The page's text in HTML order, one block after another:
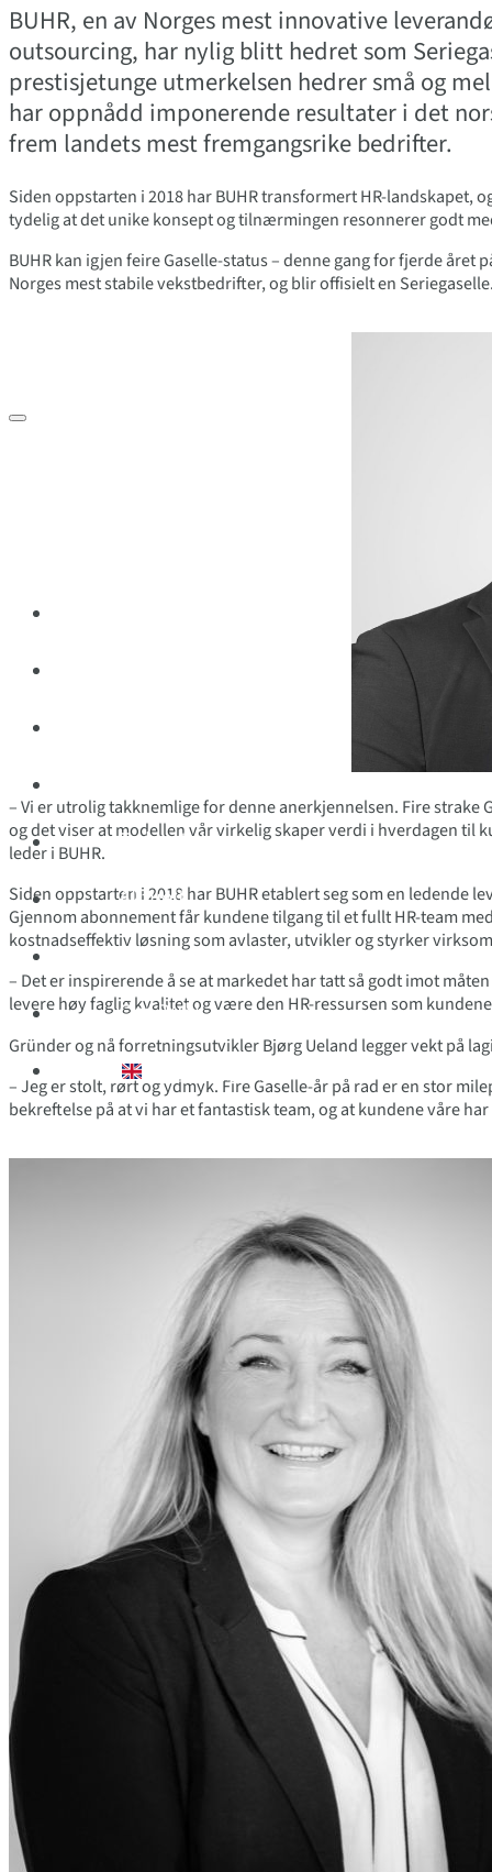
Ta kontakt
Aktuelt
Arrangement
Om Buhr
BUHR, en av Norges mest innovative
outsourcing, har nylig blitt hedret som
prestisjetunge utmerkelsen hedrer små og
har oppnådd imponerende resultater i det
frem landets mest fremgangsrike bedrifter.
Siden oppstarten i 2018 har BUHR transformert HR-landskapet,
tydelig at det unike konsept og tilnærmingen resonnerer godt
BUHR kan igjen feire Gaselle-status – denne gang for fjerde året
Norges mest stabile vekstbedrifter, og blir offisielt en
– Vi er utrolig takknemlige for denne anerkjennelsen. Fire strake
og det viser at modellen vår virkelig skaper verdi i hverdagen til
leder i BUHR.
Siden oppstarten i 2018 har BUHR etablert seg som en ledende
Gjennom abonnement får kundene tilgang til et fullt HR-team
kostnadseffektiv løsning som avlaster, utvikler og styrker
– Det er inspirerende å se at markedet har tatt så godt imot
levere høy faglig kvalitet og være den HR-ressursen som
Gründer og nå forretningsutvikler Bjørg Ueland legger vekt på
– Jeg er stolt, rørt og ydmyk. Fire Gaselle-år på rad er en stor
bekreftelse på at vi har et fantastisk team, og at kundene våre